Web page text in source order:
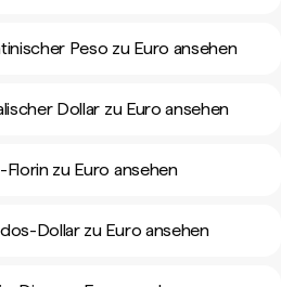
Peso zu Euro ansehen
Dollar zu Euro ansehen
zu Euro ansehen
Dollar zu Euro ansehen